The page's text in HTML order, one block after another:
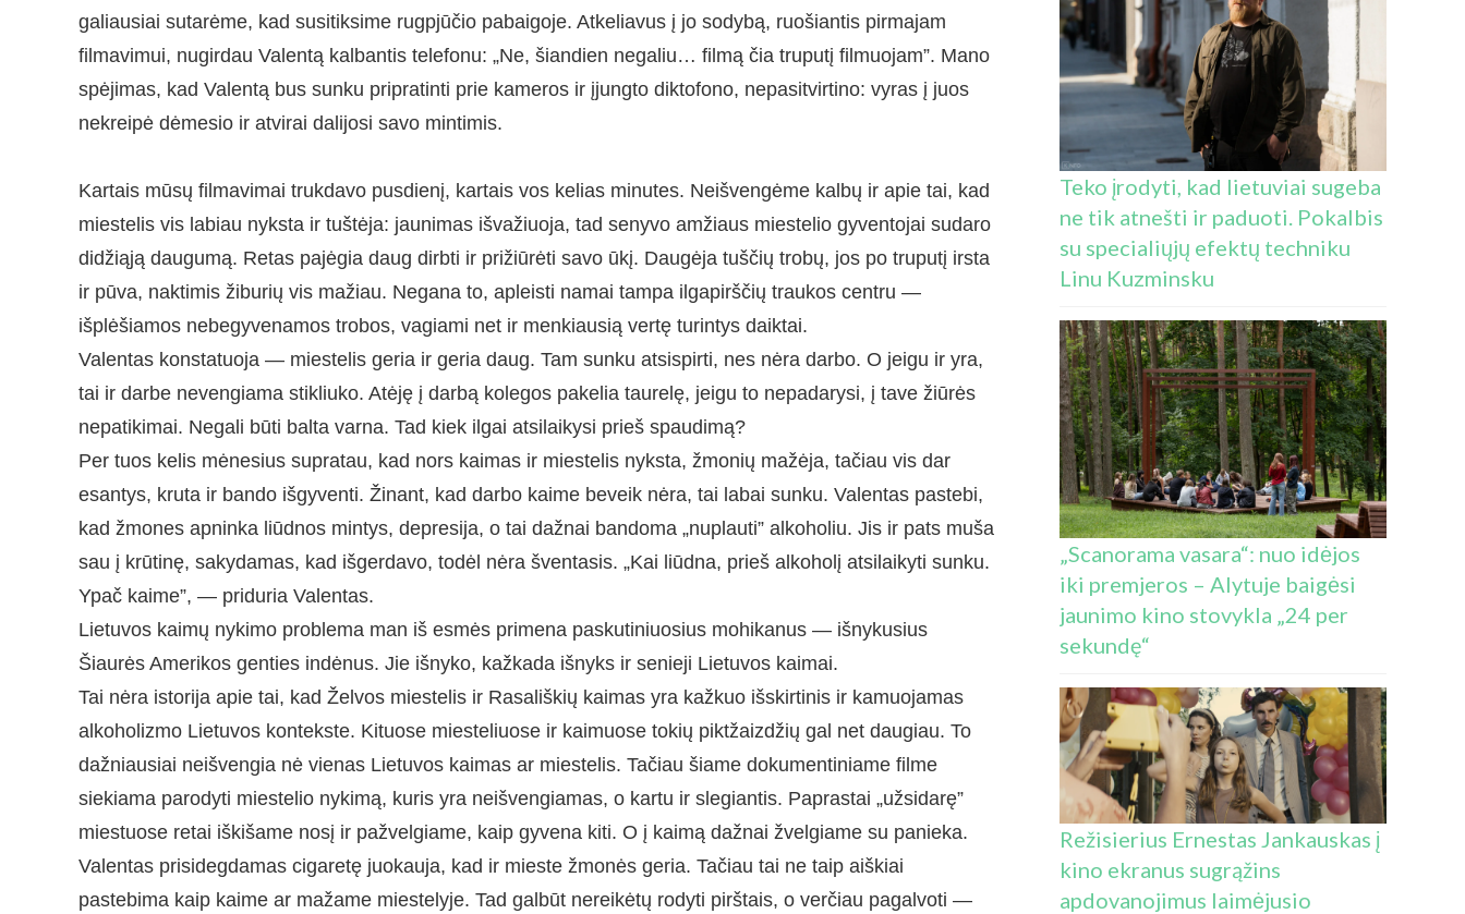
galiausiai sutarėme, kad susitiksime rugpjūčio pabaigoje. Atkeliavus į jo sodybą, ruošiantis pirmajam
filmavimui, nugirdau Valentą kalbantis telefonu: „Ne, šiandien negaliu… filmą čia truputį filmuojam”. Mano
spėjimas, kad Valentą bus sunku pripratinti prie kameros ir įjungto diktofono, nepasitvirtino: vyras į juos
nekreipė dėmesio ir atvirai dalijosi savo mintimis.
Kartais mūsų filmavimai trukdavo pusdienį, kartais vos kelias minutes. Neišvengėme kalbų ir apie tai, kad
miestelis vis labiau nyksta ir tuštėja: jaunimas išvažiuoja, tad senyvo amžiaus miestelio gyventojai sudaro
didžiąją daugumą. Retas pajėgia daug dirbti ir prižiūrėti savo ūkį. Daugėja tuščių trobų, jos po truputį irsta
ir pūva, naktimis žiburių vis mažiau. Negana to, apleisti namai tampa ilgapirščių traukos centru —
išplėšiamos nebegyvenamos trobos, vagiami net ir menkiausią vertę turintys daiktai.
Valentas konstatuoja — miestelis geria ir geria daug. Tam sunku atsispirti, nes nėra darbo. O jeigu ir yra,
tai ir darbe nevengiama stikliuko. Atėję į darbą kolegos pakelia taurelę, jeigu to nepadarysi, į tave žiūrės
nepatikimai. Negali būti balta varna. Tad kiek ilgai atsilaikysi prieš spaudimą?
Per tuos kelis mėnesius supratau, kad nors kaimas ir miestelis nyksta, žmonių mažėja, tačiau vis dar
esantys, kruta ir bando išgyventi. Žinant, kad darbo kaime beveik nėra, tai labai sunku. Valentas pastebi,
kad žmones apninka liūdnos mintys, depresija, o tai dažnai bandoma „nuplauti” alkoholiu. Jis ir pats muša
sau į krūtinę, sakydamas, kad išgerdavo, todėl nėra šventasis. „Kai liūdna, prieš alkoholį atsilaikyti sunku.
Ypač kaime”, — priduria Valentas.
Lietuvos kaimų nykimo problema man iš esmės primena paskutiniuosius mohikanus — išnykusius
Šiaurės Amerikos genties indėnus. Jie išnyko, kažkada išnyks ir senieji Lietuvos kaimai.
Tai nėra istorija apie tai, kad Želvos miestelis ir Rasališkių kaimas yra kažkuo išskirtinis ir kamuojamas
alkoholizmo Lietuvos kontekste. Kituose miesteliuose ir kaimuose tokių piktžaizdžių gal net daugiau. To
dažniausiai neišvengia nė vienas Lietuvos kaimas ar miestelis. Tačiau šiame dokumentiniame filme
siekiama parodyti miestelio nykimą, kuris yra neišvengiamas, o kartu ir slegiantis. Paprastai „užsidarę”
miestuose retai iškišame nosį ir pažvelgiame, kaip gyvena kiti. O į kaimą dažnai žvelgiame su panieka.
Valentas prisidegdamas cigaretę juokauja, kad ir mieste žmonės geria. Tačiau tai ne taip aiškiai
pastebima kaip kaime ar mažame miestelyje. Tad galbūt nereikėtų rodyti pirštais, o verčiau pagalvoti —
Teko įrodyti, kad lietuviai sugeba
ne tik atnešti ir paduoti. Pokalbis
su specialiųjų efektų techniku
Linu Kuzminsku
„Scanorama vasara“: nuo idėjos
iki premjeros – Alytuje baigėsi
jaunimo kino stovykla „24 per
sekundę“
Režisierius Ernestas Jankauskas į
kino ekranus sugrąžins
apdovanojimus laimėjusio